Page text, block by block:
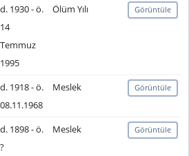
d. 1930 - ö.
14
Temmuz
1995
Ölüm Yılı Görüntüle
d. 1918 - ö.
08.11.1968
Meslek Görüntüle
d. 1898 - ö.
?
Meslek Görüntüle